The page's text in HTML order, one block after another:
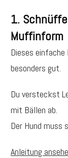
1.
Muffinform
Dieses
besonders gut.
Du versteckst
mit Bällen ab.
Der Hund muss
Anleitung